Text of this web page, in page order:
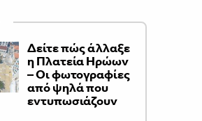
Δείτε πώς άλλαξε
η Πλατεία Ηρώων
– Οι φωτογραφίες
από ψηλά που
εντυπωσιάζουν